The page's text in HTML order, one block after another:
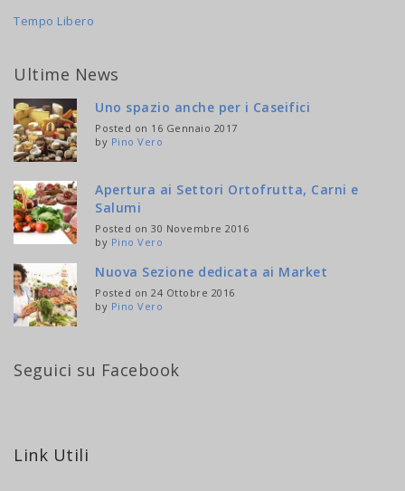
Tempo Libero
Ultime News
Uno spazio anche per i Caseifici
Posted on 16 Gennaio 2017
by Pino Vero
Apertura ai Settori Ortofrutta, Carni e
Salumi
Posted on 30 Novembre 2016
by Pino Vero
Nuova Sezione dedicata ai Market
Posted on 24 Ottobre 2016
by Pino Vero
Seguici su Facebook
Link Utili